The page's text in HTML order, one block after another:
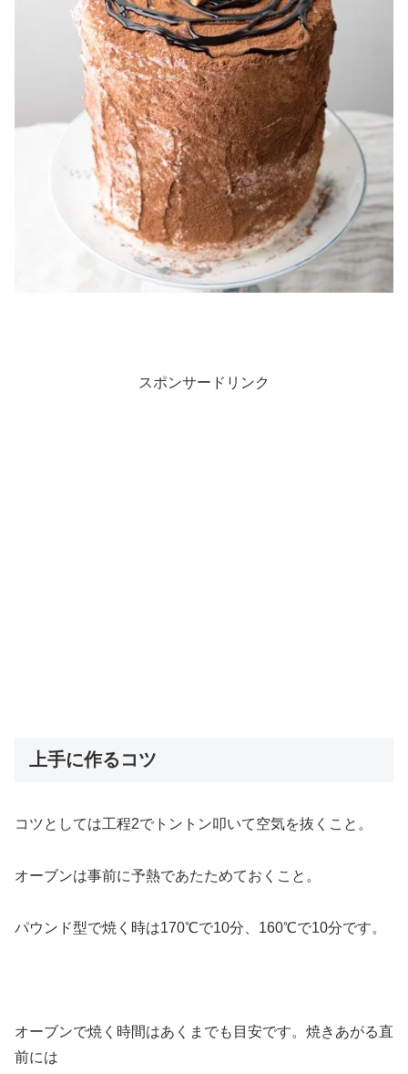
スポンサードリンク
上手に作るコツ
コツとしては工程2でトントン叩いて空気を抜くこと。
オーブンは事前に予熱であたためておくこと。
パウンド型で焼く時は170℃で10分、160℃で10分です。
オーブンで焼く時間はあくまでも目安です。焼きあがる直
前には